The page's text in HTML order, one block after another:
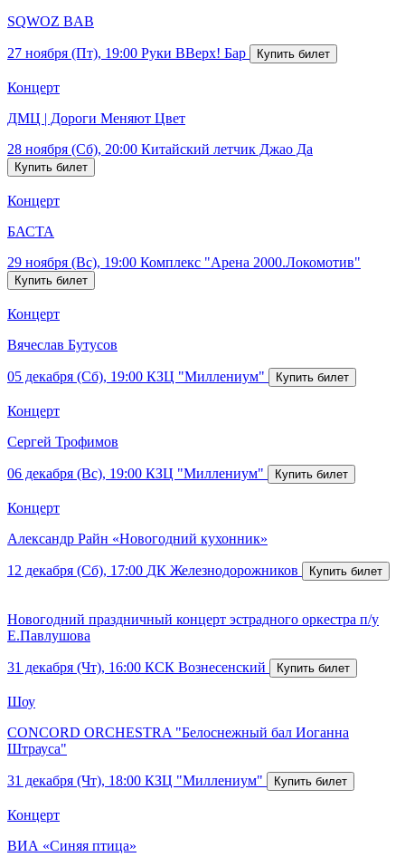
SQWOZ BAB
27 ноября (Пт), 19:00 Руки ВВерх! Бар
Концерт
ДМЦ | Дороги Меняют Цвет
28 ноября (Сб), 20:00 Китайский летчик Джао Да
Концерт
БАСТА
29 ноября (Вс), 19:00 Комплекс "Арена 2000.Локомотив"
Концерт
Вячеслав Бутусов
05 декабря (Сб), 19:00 КЗЦ "Миллениум"
Концерт
Сергей Трофимов
06 декабря (Вс), 19:00 КЗЦ "Миллениум"
Концерт
Александр Райн «Новогодний кухонник»
12 декабря (Сб), 17:00 ДК Железнодорожников
Новогодний праздничный концерт эстрадного оркестра п/у
Е.Павлушова
31 декабря (Чт), 16:00 КСК Вознесенский
Шоу
CONCORD ORCHESTRA "Белоснежный бал Иоганна
Штрауса"
31 декабря (Чт), 18:00 КЗЦ "Миллениум"
Концерт
ВИА «Синяя птица»